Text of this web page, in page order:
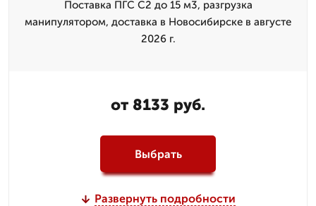
Поставка ПГС С2 до 15 м3, разгрузка
манипулятором, доставка в Новосибирске в августе
2026 г.
от 8133 руб.
Выбрать
Развернуть подробности